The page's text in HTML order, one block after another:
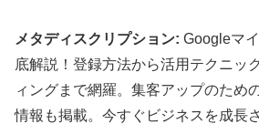
メタディスクリプション: Googleマ
底解説！登録方法から活用テクニッ
ィングまで網羅。集客アップのため
情報も掲載。今すぐビジネスを成長